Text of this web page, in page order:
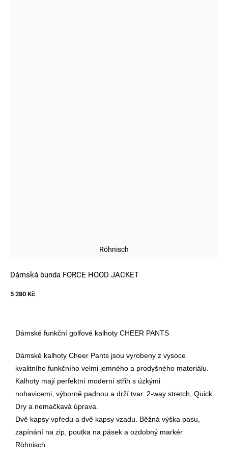
Röhnisch
Dámská bunda FORCE HOOD JACKET
5 280 Kč
Dámské funkční golfové kalhoty CHEER PANTS
Dámské kalhoty Cheer Pants jsou vyrobeny z vysoce
kvalitního funkčního velmi jemného a prodyšného materiálu.
Kalhoty mají perfektní moderní střih s úzkými
nohavicemi, výborně padnou a drží tvar. 2-way stretch, Quick
Dry a nemačkavá úprava.
Dvě kapsy vpředu a dvě kapsy vzadu. Běžná výška pasu,
zapínání na zip, poutka na pásek a ozdobný markér
Röhnisch.